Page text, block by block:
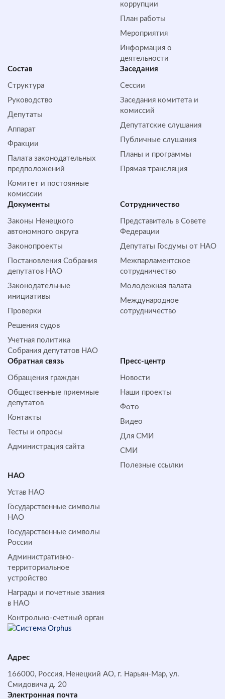
коррупции
План работы
Мероприятия
Информация о
деятельности
Состав
Структура
Руководство
Депутаты
Аппарат
Фракции
Палата законодательных
предположений
Комитет и постоянные
комиссии
Заседания
Сессии
Заседания комитета и
комиссий
Депутатские слушания
Публичные слушания
Планы и программы
Прямая трансляция
Документы
Законы Ненецкого
автономного округа
Законопроекты
Постановления Собрания
депутатов НАО
Законодательные
инициативы
Проверки
Решения судов
Учетная политика
Собрания депутатов НАО
Сотрудничество
Представитель в Совете
Федерации
Депутаты Госдумы от НАО
Межпарламентское
сотрудничество
Молодежная палата
Международное
сотрудничество
Обратная cвязь
Обращения граждан
Общественные приемные
депутатов
Контакты
Тесты и опросы
Администрация сайта
Пресс-центр
Новости
Наши проекты
Фото
Видео
Для СМИ
СМИ
Полезные ссылки
НАО
Устав НАО
Государственные символы
НАО
Государственные символы
России
Административно-
территориальное
устройство
Награды и почетные звания
в НАО
Контрольно-счетный орган
Адрес
166000, Россия, Ненецкий АО, г. Нарьян-Мар, ул.
Смидовича д. 20
Электронная почта